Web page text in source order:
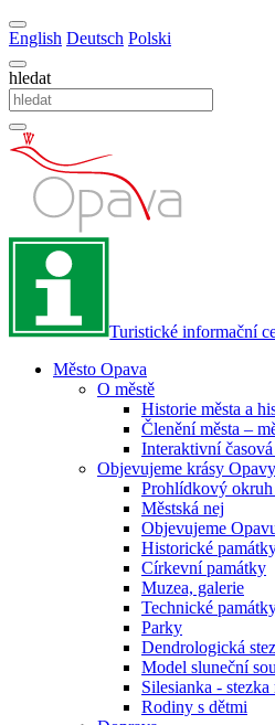
English Deutsch Polski
hledat
Turistické informační
Město Opava
O městě
Historie města a
Členění města –
Interaktivní časová
Objevujeme krásy Opavy
Prohlídkový
Městská nej
Objevujeme
Historické
Církevní památky
Muzea, galerie
Technické
Parky
Dendrologická
Model sluneční
Silesianka -
Rodiny s dětmi